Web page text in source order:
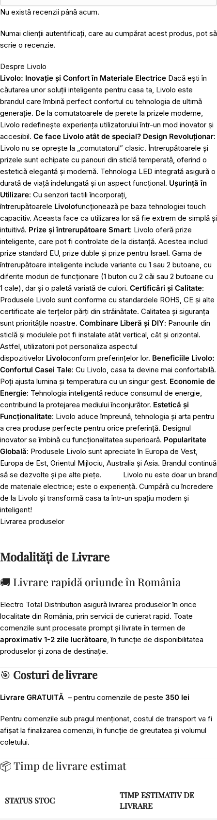
Nu există recenzii până acum.
Numai clienții autentificați, care au cumpărat acest produs, pot să
scrie o recenzie.
Despre Livolo
Livolo: Inovație și Confort în Materiale Electrice Dacă ești în
căutarea unor soluții inteligente pentru casa ta, Livolo este
brandul care îmbină perfect confortul cu tehnologia de ultimă
generație. De la comutatoarele de perete la prizele moderne,
Livolo redefinește experiența utilizatorului într-un mod inovator și
accesibil. Ce face Livolo atât de special? Design Revoluționar:
Livolo nu se oprește la „comutatorul” clasic. Întrerupătoarele și
prizele sunt echipate cu panouri din sticlă temperată, oferind o
estetică elegantă și modernă. Tehnologia LED integrată asigură o
durată de viață îndelungată și un aspect funcțional. Ușurință în
Utilizare: Cu senzori tactili încorporați,
întrerupătoarele Livolofuncționează pe baza tehnologiei touch
capacitiv. Aceasta face ca utilizarea lor să fie extrem de simplă și
intuitivă. Prize și întrerupătoare Smart: Livolo oferă prize
inteligente, care pot fi controlate de la distanță. Acestea includ
prize standard EU, prize duble și prize pentru Israel. Gama de
întrerupătoare inteligente include variante cu 1 sau 2 butoane, cu
diferite moduri de funcționare (1 buton cu 2 căi sau 2 butoane cu
1 cale), dar și o paletă variată de culori. Certificări și Calitate:
Produsele Livolo sunt conforme cu standardele ROHS, CE și alte
certificate ale terțelor părți din străinătate. Calitatea și siguranța
sunt prioritățile noastre. Combinare Liberă și DIY: Panourile din
sticlă și modulele pot fi instalate atât vertical, cât și orizontal.
Astfel, utilizatorii pot personaliza aspectul
dispozitivelor Livoloconform preferințelor lor. Beneficiile Livolo:
Confortul Casei Tale: Cu Livolo, casa ta devine mai confortabilă.
Poți ajusta lumina și temperatura cu un singur gest. Economie de
Energie: Tehnologia inteligentă reduce consumul de energie,
contribuind la protejarea mediului înconjurător. Estetică și
Funcționalitate: Livolo aduce împreună, tehnologia și arta pentru
a crea produse perfecte pentru orice preferință. Designul
inovator se îmbină cu funcționalitatea superioară. Popularitate
Globală: Produsele Livolo sunt apreciate în Europa de Vest,
Europa de Est, Orientul Mijlociu, Australia și Asia. Brandul continuă
să se dezvolte și pe alte piețe.
Livolo nu este doar un brand
de materiale electrice; este o experiență. Cumpără cu încredere
de la Livolo și transformă casa ta într-un spațiu modern și
inteligent!
Livrarea produselor
Modalități de Livrare
🚚 Livrare rapidă oriunde în România
Electro Total Distribution asigură livrarea produselor în orice
localitate din România, prin servicii de curierat rapid. Toate
comenzile sunt procesate prompt și livrate în termen de
aproximativ 1-2 zile lucrătoare, în funcție de disponibilitatea
produselor și zona de destinație.
🎯 Costuri de livrare
Livrare GRATUITĂ – pentru comenzile de peste 350 lei
Pentru comenzile sub pragul menționat, costul de transport va fi
afișat la finalizarea comenzii, în funcție de greutatea și volumul
coletului.
📦 Timp de livrare estimat
STATUS STOC
TIMP ESTIMATIV DE
LIVRARE